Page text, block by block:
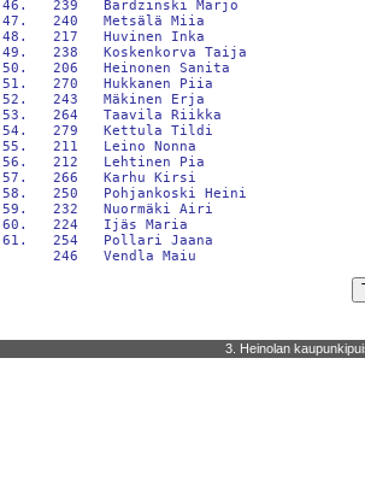
46.   239   Bardzinski Marjo
47.   240   Metsälä Miia
48.   217   Huvinen Inka
49.   238   Koskenkorva Taija
50.   206   Heinonen Sanita
51.   270   Hukkanen Piia
52.   243   Mäkinen Erja
53.   264   Taavila Riikka
54.   279   Kettula Tildi
55.   211   Leino Nonna
56.   212   Lehtinen Pia
57.   266   Karhu Kirsi
58.   250   Pohjankoski Heini
59.   232   Nuormäki Airi
60.   224   Ijäs Maria
61.   254   Pollari Jaana
3. Heinolan